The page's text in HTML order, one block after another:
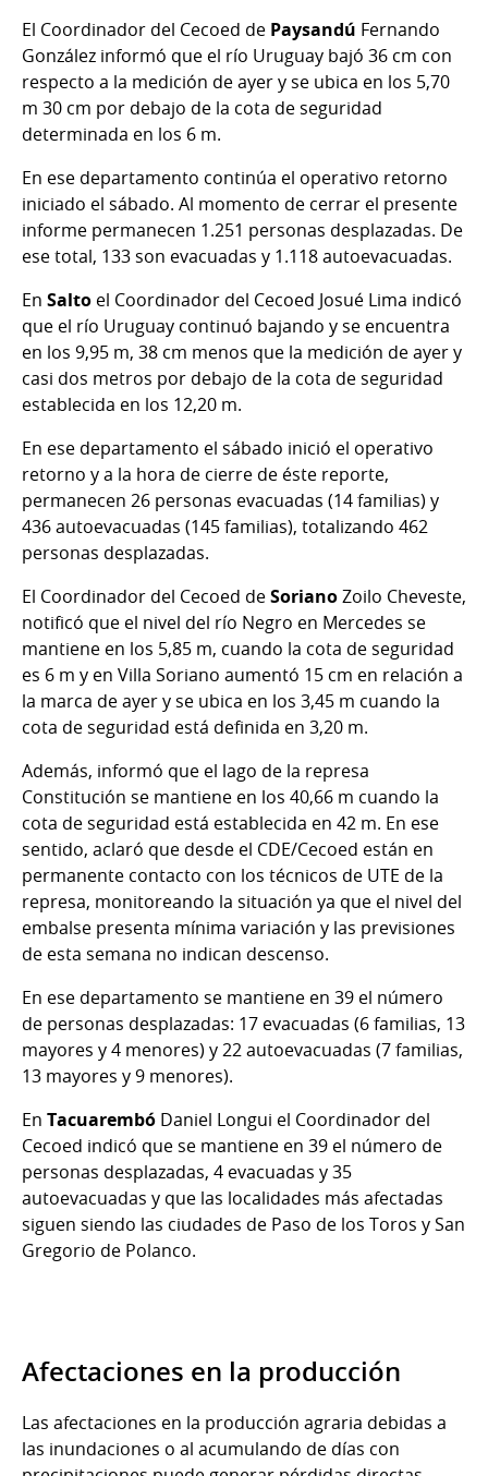
El Coordinador del Cecoed de Paysandú Fernando
González informó que el río Uruguay bajó 36 cm con
respecto a la medición de ayer y se ubica en los 5,70
m 30 cm por debajo de la cota de seguridad
determinada en los 6 m.
En ese departamento continúa el operativo retorno
iniciado el sábado. Al momento de cerrar el presente
informe permanecen 1.251 personas desplazadas. De
ese total, 133 son evacuadas y 1.118 autoevacuadas.
En Salto el Coordinador del Cecoed Josué Lima indicó
que el río Uruguay continuó bajando y se encuentra
en los 9,95 m, 38 cm menos que la medición de ayer y
casi dos metros por debajo de la cota de seguridad
establecida en los 12,20 m.
En ese departamento el sábado inició el operativo
retorno y a la hora de cierre de éste reporte,
permanecen 26 personas evacuadas (14 familias) y
436 autoevacuadas (145 familias), totalizando 462
personas desplazadas.
El Coordinador del Cecoed deSorianoZoilo Cheveste,
notificó que el nivel del río Negro en Mercedes se
mantiene en los 5,85 m, cuando la cota de seguridad
es 6 m y en Villa Soriano aumentó 15 cm en relación a
la marca de ayer y se ubica en los 3,45 m cuando la
cota de seguridad está definida en 3,20 m.
Además, informó que el lago de la represa
Constitución se mantiene en los 40,66 m cuando la
cota de seguridad está establecida en 42 m. En ese
sentido, aclaró que desde el CDE/Cecoed están en
permanente contacto con los técnicos de UTE de la
represa, monitoreando la situación ya que el nivel del
embalse presenta mínima variación y las previsiones
de esta semana no indican descenso.
En ese departamento se mantiene en 39 el número
de personas desplazadas: 17 evacuadas (6 familias, 13
mayores y 4 menores) y 22 autoevacuadas (7 familias,
13 mayores y 9 menores).
En Tacuarembó Daniel Longui el Coordinador del
Cecoed indicó que se mantiene en 39 el número de
personas desplazadas, 4 evacuadas y 35
autoevacuadas y que las localidades más afectadas
siguen siendo las ciudades de Paso de los Toros y San
Gregorio de Polanco.
Afectaciones en la producción
Las afectaciones en la producción agraria debidas a
las inundaciones o al acumulando de días con